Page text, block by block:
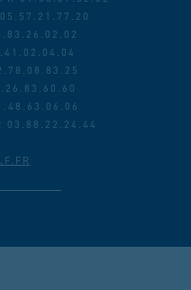
05.57.21.77.20
03.88.22.24.44